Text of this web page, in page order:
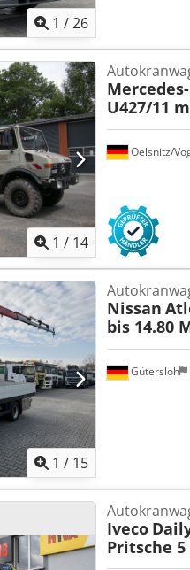
1 /26
1 / 14
Oelsnitz/
U427/11
1 / 15
Gütersloh
Nissan
bis 14.80
Iveco
Pritsche 5